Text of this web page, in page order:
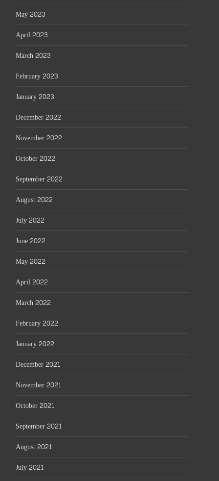
May 2023
April 2023
March 2023
February 2023
January 2023
December 2022
November 2022
October 2022
September 2022
August 2022
July 2022
June 2022
May 2022
April 2022
March 2022
February 2022
January 2022
December 2021
November 2021
October 2021
September 2021
August 2021
July 2021